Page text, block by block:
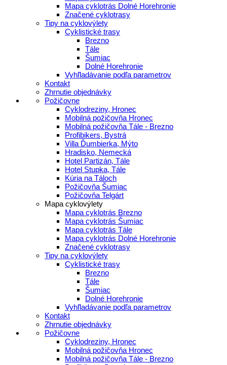
Mapa cyklotrás Dolné Horehronie
Značené cyklotrasy
Tipy na cyklovýlety
Cyklistické trasy
Brezno
Tále
Šumiac
Dolné Horehronie
Vyhľladávanie podľa parametrov
Kontakt
Zhrnutie objednávky
Požičovne
Cyklodreziny, Hronec
Mobilná požičovňa Hronec
Mobilná požičovňa Tále - Brezno
Profibikers, Bystrá
Villa Ďumbierka, Mýto
Hradisko, Nemecká
Hotel Partizán, Tále
Hotel Stupka, Tále
Kúria na Táloch
Požičovňa Šumiac
Požičovňa Telgárt
Mapa cyklovýlety
Mapa cyklotrás Brezno
Mapa cyklotrás Šumiac
Mapa cyklotrás Tále
Mapa cyklotrás Dolné Horehronie
Značené cyklotrasy
Tipy na cyklovýlety
Cyklistické trasy
Brezno
Tále
Šumiac
Dolné Horehronie
Vyhľladávanie podľa parametrov
Kontakt
Zhrnutie objednávky
Požičovne
Cyklodreziny, Hronec
Mobilná požičovňa Hronec
Mobilná požičovňa Tále - Brezno